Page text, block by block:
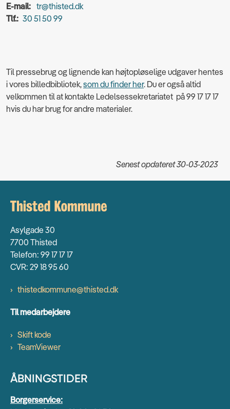
E-mail: tr@thisted.dk
Tlf.: 30 51 50 99
Til pressebrug og lignende kan højtopløselige udgaver hentes
i vores billedbibliotek,som du finder her. Du er også altid
velkommen til at kontakte Ledelsessekretariatet på 99 17 17 17
hvis du har brug for andre materialer.
Senest opdateret 30-03-2023
Asylgade 30
7700 Thisted
Telefon: 99 17 17 17
CVR: 29 18 95 60
thistedkommune@thisted.dk
Til medarbejdere
Skift kode
TeamViewer
ÅBNINGSTIDER
Borgerservice: